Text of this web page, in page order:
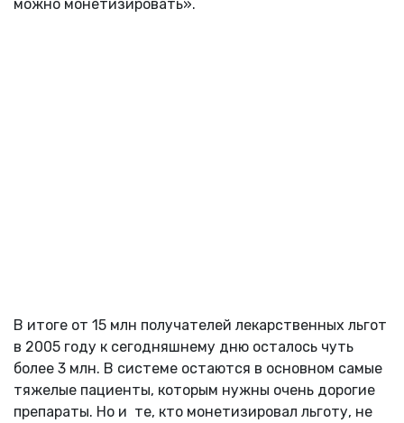
можно монетизировать».
В итоге от 15 млн получателей лекарственных льгот
в 2005 году к сегодняшнему дню осталось чуть
более 3 млн. В системе остаются в основном самые
тяжелые пациенты, которым нужны очень дорогие
препараты. Но и те, кто монетизировал льготу, не